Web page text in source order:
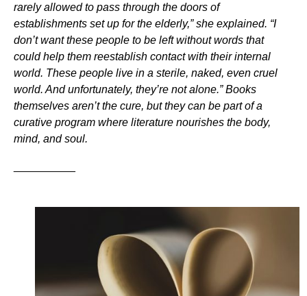
rarely allowed to pass through the doors of
establishments set up for the elderly,” she explained. “I
don’t want these people to be left without words that
could help them reestablish contact with their internal
world. These people live in a sterile, naked, even cruel
world. And unfortunately, they’re not alone.” Books
themselves aren’t the cure, but they can be part of a
curative program where literature nourishes the body,
mind, and soul.